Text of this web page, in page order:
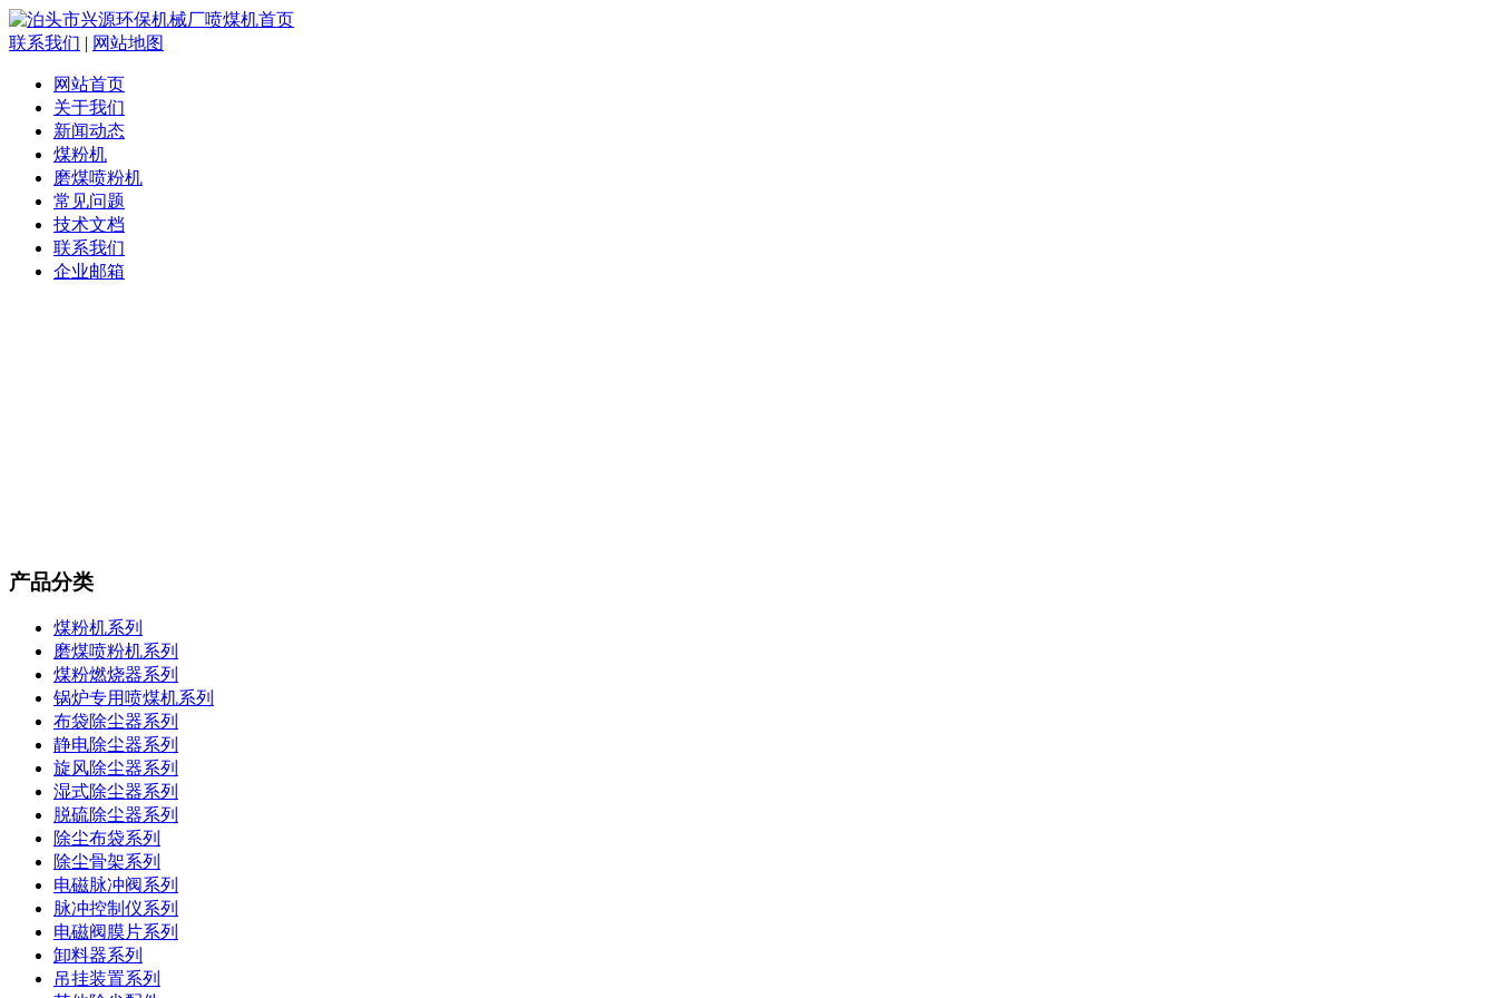
联系我们 | 网站地图
网站首页
关于我们
新闻动态
煤粉机
磨煤喷粉机
常见问题
技术文档
联系我们
企业邮箱
产品分类
煤粉机系列
磨煤喷粉机系列
煤粉燃烧器系列
锅炉专用喷煤机系列
布袋除尘器系列
静电除尘器系列
旋风除尘器系列
湿式除尘器系列
脱硫除尘器系列
除尘布袋系列
除尘骨架系列
电磁脉冲阀系列
脉冲控制仪系列
电磁阀膜片系列
卸料器系列
吊挂装置系列